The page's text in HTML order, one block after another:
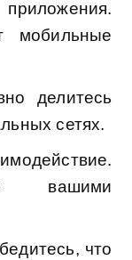
мобильные
делитесь
сетях.
с вашими
что